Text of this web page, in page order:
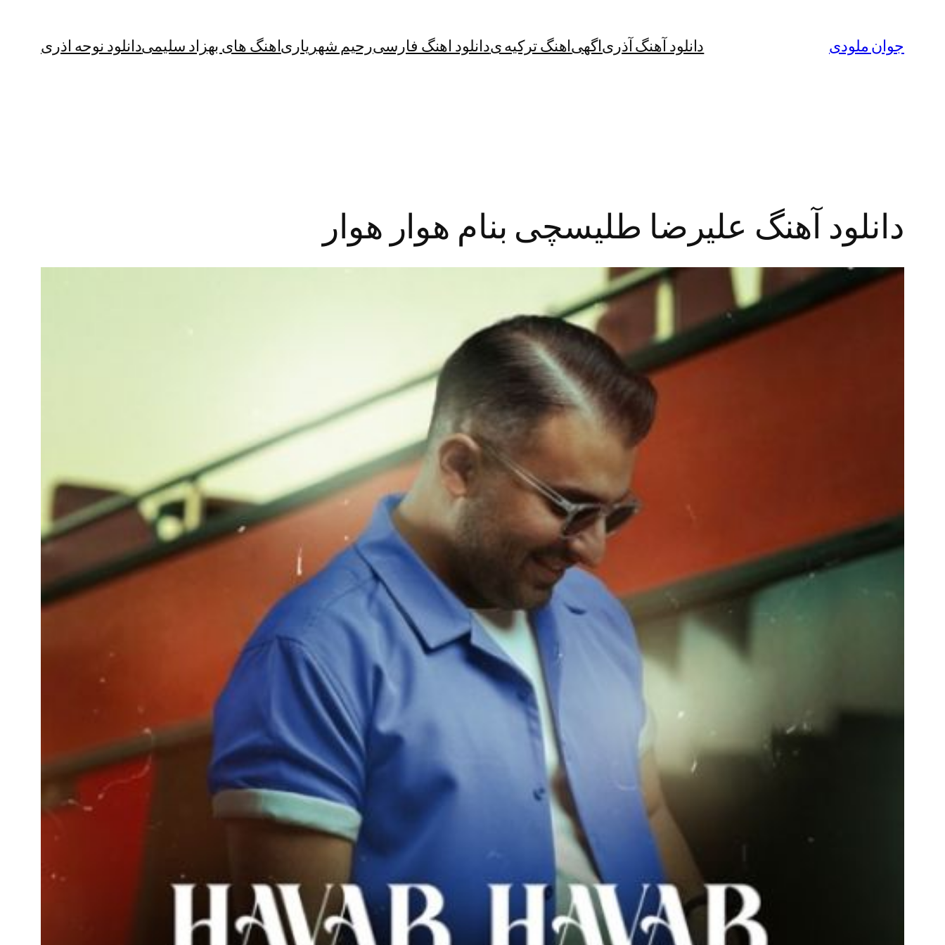
جوان ملودی دانلود آهنگ آذریاگهیاهنگ ترکیه یدانلود اهنگ فارسیرحیم شهریاریاهنگ های بهزاد سلیمیدانلود نوحه اذری
دانلود آهنگ علیرضا طلیسچی بنام هوار هوار